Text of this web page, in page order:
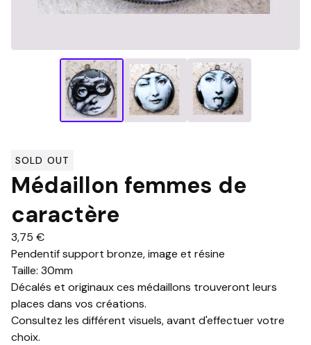
SOLD OUT
Médaillon femmes de
caractère
3,75 €
Pendentif support bronze, image et résine
Taille: 30mm
Décalés et originaux ces médaillons trouveront leurs
places dans vos créations.
Consultez les différent visuels, avant d'effectuer votre
choix.